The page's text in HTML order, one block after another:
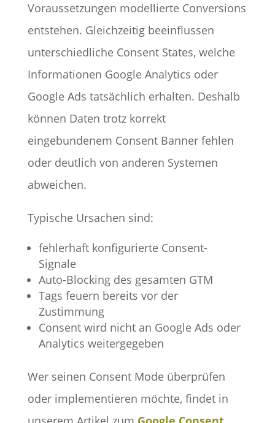
Voraussetzungen modellierte Conversions
entstehen. Gleichzeitig beeinflussen
unterschiedliche Consent States, welche
Informationen Google Analytics oder
Google Ads tatsächlich erhalten. Deshalb
können Daten trotz korrekt
eingebundenem Consent Banner fehlen
oder deutlich von anderen Systemen
abweichen.
Typische Ursachen sind:
fehlerhaft konfigurierte Consent-
Signale
Auto-Blocking des gesamten GTM
Tags feuern bereits vor der
Zustimmung
Consent wird nicht an Google Ads oder
Analytics weitergegeben
Wer seinen Consent Mode überprüfen
oder implementieren möchte, findet in